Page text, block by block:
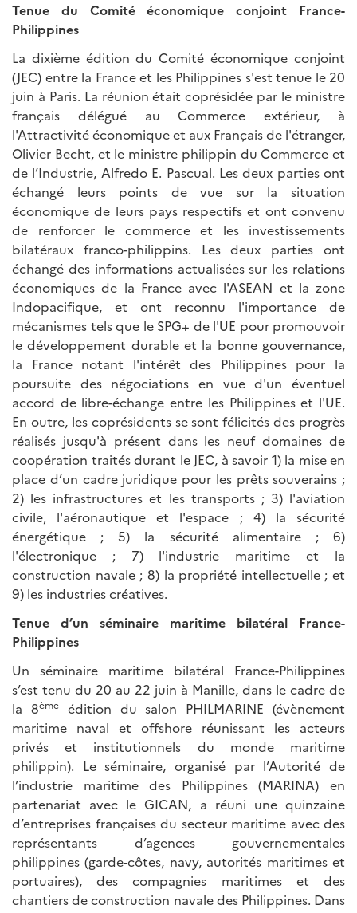
Tenue du Comité économique conjoint France-
Philippines
La dixième édition du Comité économique conjoint
(JEC) entre la France et les Philippines s'est tenue le 20
juin à Paris. La réunion était coprésidée par le ministre
français délégué au Commerce extérieur, à
l'Attractivité économique et aux Français de l'étranger,
Olivier Becht, et le ministre philippin du Commerce et
de l’Industrie, Alfredo E. Pascual. Les deux parties ont
échangé leurs points de vue sur la situation
économique de leurs pays respectifs et ont convenu
de renforcer le commerce et les investissements
bilatéraux franco-philippins. Les deux parties ont
échangé des informations actualisées sur les relations
économiques de la France avec l'ASEAN et la zone
Indopacifique, et ont reconnu l'importance de
mécanismes tels que le SPG+ de l'UE pour promouvoir
le développement durable et la bonne gouvernance,
la France notant l'intérêt des Philippines pour la
poursuite des négociations en vue d'un éventuel
accord de libre-échange entre les Philippines et l'UE.
En outre, les coprésidents se sont félicités des progrès
réalisés jusqu'à présent dans les neuf domaines de
coopération traités durant le JEC, à savoir 1) la mise en
place d’un cadre juridique pour les prêts souverains ;
2) les infrastructures et les transports ; 3) l'aviation
civile, l'aéronautique et l'espace ; 4) la sécurité
énergétique ; 5) la sécurité alimentaire ; 6)
l'électronique ; 7) l'industrie maritime et la
construction navale ; 8) la propriété intellectuelle ; et
9) les industries créatives.
Tenue d’un séminaire maritime bilatéral France-
Philippines
Un séminaire maritime bilatéral France-Philippines
s’est tenu du 20 au 22 juin à Manille, dans le cadre de
la 8èmeédition du salon PHILMARINE (évènement
maritime naval et offshore réunissant les acteurs
privés et institutionnels du monde maritime
philippin). Le séminaire, organisé par l’Autorité de
l’industrie maritime des Philippines (MARINA) en
partenariat avec le GICAN, a réuni une quinzaine
d’entreprises françaises du secteur maritime avec des
représentants d’agences gouvernementales
philippines (garde-côtes, navy, autorités maritimes et
portuaires), des compagnies maritimes et des
chantiers de construction navale des Philippines. Dans